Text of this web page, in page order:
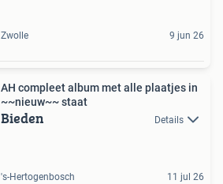
Zwolle 9 jun 26
AH compleet album met alle plaatjes in
~~nieuw~~ staat
Bieden Details
's-Hertogenbosch 11 jul 26